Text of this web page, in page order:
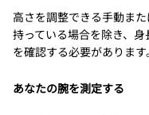
高さを調整できる手動ま
持っている場合を除き、
を確認する必要があります。
あなたの腕を測定する